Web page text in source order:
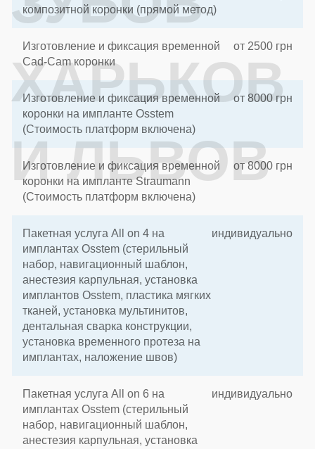
ХАРЬКОВ
И ЛЬВОВ
композитной коронки (прямой метод)
Изготовление и фиксация временной
Cad-Cam коронки
от 2500 грн
Изготовление и фиксация временной
коронки на импланте Osstem
(Стоимость платформ включена)
от 8000 грн
Изготовление и фиксация временной
коронки на импланте Straumann
(Стоимость платформ включена)
от 8000 грн
Пакетная услуга All on 4 на
имплантах Osstem (стерильный
набор, навигационный шаблон,
анестезия карпульная, установка
имплантов Osstem, пластика мягких
тканей, установка мультинитов,
дентальная сварка конструкции,
установка временного протеза на
имплантах, наложение швов)
индивидуально
Пакетная услуга All on 6 на
имплантах Osstem (стерильный
набор, навигационный шаблон,
анестезия карпульная, установка
индивидуально